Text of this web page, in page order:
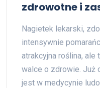
zdrowotne i
Nagietek lekarski,
intensywnie
atrakcyjna roślina,
walce o zdrowie. Już
jest w medycynie